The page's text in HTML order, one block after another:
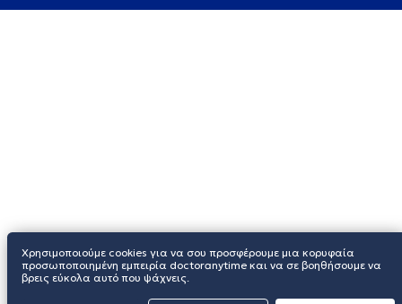
Χρησιμοποιούμε cookies για να σου προσφέρουμε μια κορυφαία
προσωποποιημένη εμπειρία doctoranytime και να σε βοηθήσουμε να
βρεις εύκολα αυτό που ψάχνεις.